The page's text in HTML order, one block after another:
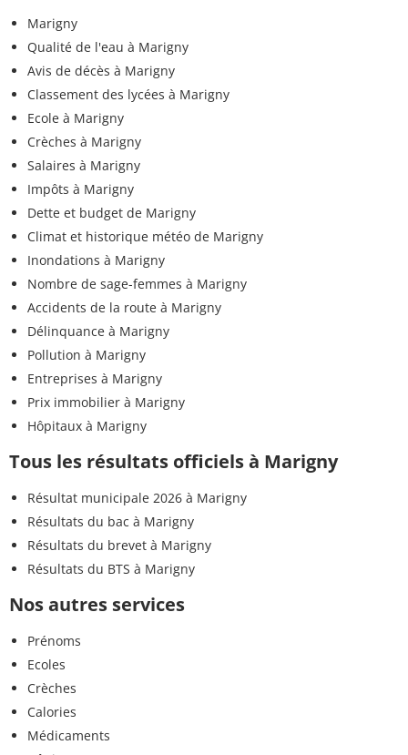
Marigny
Qualité de l'eau à Marigny
Avis de décès à Marigny
Classement des lycées à Marigny
Ecole à Marigny
Crèches à Marigny
Salaires à Marigny
Impôts à Marigny
Dette et budget de Marigny
Climat et historique météo de Marigny
Inondations à Marigny
Nombre de sage-femmes à Marigny
Accidents de la route à Marigny
Délinquance à Marigny
Pollution à Marigny
Entreprises à Marigny
Prix immobilier à Marigny
Hôpitaux à Marigny
Tous les résultats officiels à Marigny
Résultat municipale 2026 à Marigny
Résultats du bac à Marigny
Résultats du brevet à Marigny
Résultats du BTS à Marigny
Nos autres services
Prénoms
Ecoles
Crèches
Calories
Médicaments